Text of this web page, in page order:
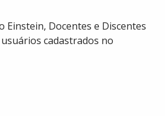
Einstein, Docentes e Discentes
cadastrados no